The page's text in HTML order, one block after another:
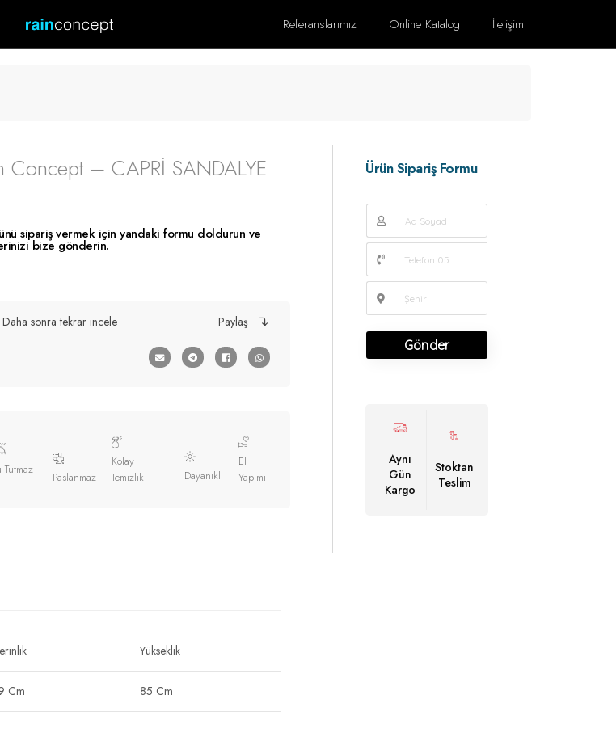
Referanslarımız Online Katalog İletişim
Concept – CAPRİ SANDALYE
sipariş vermek için yandaki formu doldurun ve
bize gönderin.
Daha sonra tekrar incele Paylaş
Tutmaz
Paslanmaz
Kolay
Temizlik
Dayanıklı
El
Yapımı
Ürün Sipariş Formu
Gönder
Aynı
Gün
Kargo
Stoktan
Teslim
Yükseklik
Cm 85 Cm